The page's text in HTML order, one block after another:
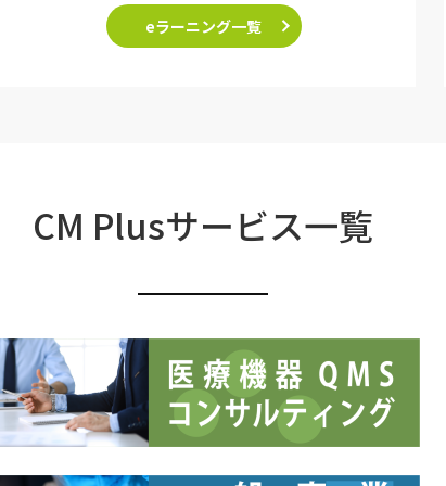
eラーニング一覧
CM Plusサービス一覧